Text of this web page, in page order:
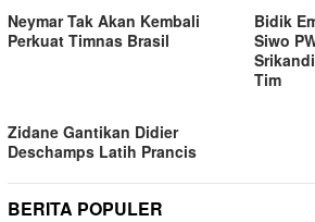
Neymar Tak Akan Kembali
Perkuat Timnas Brasil
Bidik
Siwo
Tim
Zidane Gantikan Didier
Deschamps Latih Prancis
BERITA POPULER